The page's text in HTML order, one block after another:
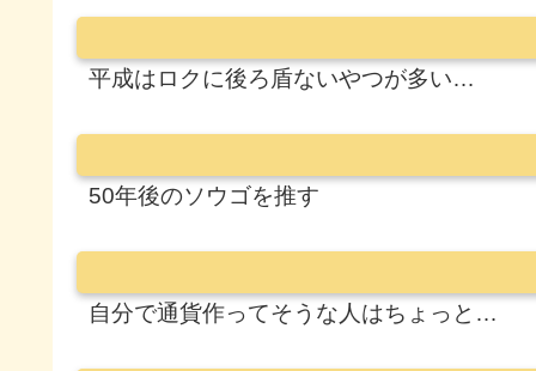
平成はロクに後ろ盾ないやつが多い…
50年後のソウゴを推す
自分で通貨作ってそうな人はちょっと…